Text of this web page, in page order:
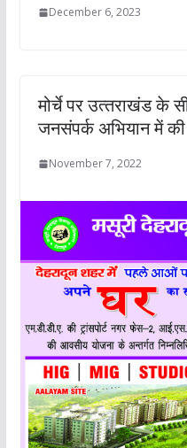
December 6, 2023
मोर्चे पर उत्‍तराखंड के
जनसंपर्क अभियान में की
November 7, 2022